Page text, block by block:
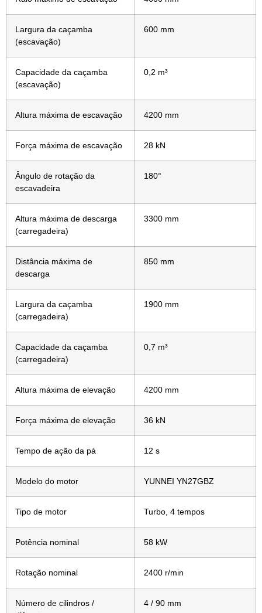
Largura da caçamba
(escavação)
600 mm
Capacidade da caçamba
(escavação)
0,2 m³
Altura máxima de escavação 4200 mm
Força máxima de escavação 28 kN
Ângulo de rotação da
escavadeira
180°
Altura máxima de descarga
(carregadeira)
3300 mm
Distância máxima de
descarga
850 mm
Largura da caçamba
(carregadeira)
1900 mm
Capacidade da caçamba
(carregadeira)
0,7 m³
Altura máxima de elevação 4200 mm
Força máxima de elevação 36 kN
Tempo de ação da pá 12 s
Modelo do motor YUNNEI YN27GBZ
Tipo de motor Turbo, 4 tempos
Potência nominal 58 kW
Rotação nominal 2400 r/min
Número de cilindros /
4 / 90 mm